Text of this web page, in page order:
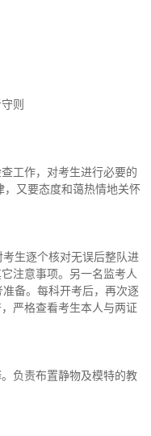
则
工作，对考生进行必要的
，又要态度和蔼热情地关怀
生逐个核对无误后整队进
注意事项。另一名监考人
备。每科开考后，再次逐
严格查看考生本人与两证
负责布置静物及模特的教